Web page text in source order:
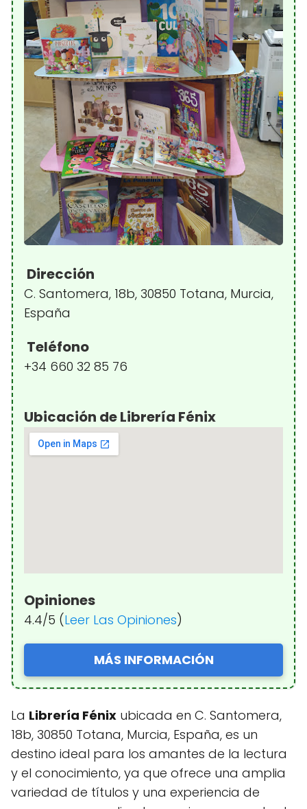
Dirección
C. Santomera, 18b, 30850 Totana, Murcia,
España
Teléfono
+34 660 32 85 76
Ubicación de Librería Fénix
Opiniones
4.4/5 (Leer Las Opiniones)
MÁS INFORMACIÓN
La Librería Fénix ubicada en C. Santomera,
18b, 30850 Totana, Murcia, España, es un
destino ideal para los amantes de la lectura
y el conocimiento, ya que ofrece una amplia
variedad de títulos y una experiencia de